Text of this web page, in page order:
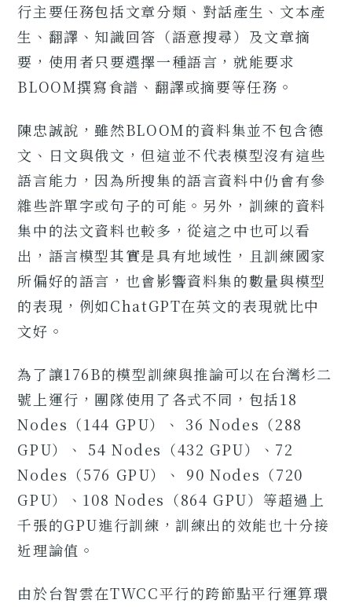
行主要任務包括文章分類、對話產生、文本產
生、翻譯、知識回答（語意搜尋）及文章摘
要，使用者只要選擇一種語言，就能要求
BLOOM撰寫食譜、翻譯或摘要等任務。
陳忠誠說，雖然BLOOM的資料集並不包含德
文、日文與俄文，但這並不代表模型沒有這些
語言能力，因為所搜集的語言資料中仍會有參
雜些許單字或句子的可能。另外，訓練的資料
集中的法文資料也較多，從這之中也可以看
出，語言模型其實是具有地域性，且訓練國家
所偏好的語言，也會影響資料集的數量與模型
的表現，例如ChatGPT在英文的表現就比中
文好。
為了讓176B的模型訓練與推論可以在台灣杉二
號上運行，團隊使用了各式不同，包括18
Nodes（144 GPU）、 36 Nodes（288
GPU）、 54 Nodes（432 GPU）、72
Nodes（576 GPU）、 90 Nodes（720
GPU）、108 Nodes（864 GPU）等超過上
千張的GPU進行訓練，訓練出的效能也十分接
近理論值。
由於台智雲在TWCC平行的跨節點平行運算環